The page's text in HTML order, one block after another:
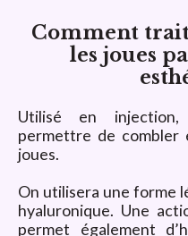
Comment
les joues
Utilisé en injection,
permettre de combler
joues.
On utilisera une forme
hyaluronique. Une
permet également